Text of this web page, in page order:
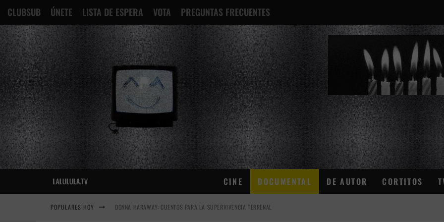
CLUBSUB ÚNETE LISTA DE ESPERA VOTA PREGUNTAS FRECUENTES
¿QUÉ ES ESTO?
CINE DOCUMENTAL DE AUTOR CORTITOS
POPULARES HOY DONNA HARAWAY: CUENTOS PARA LA SUPERVIVENCIA TERRENAL